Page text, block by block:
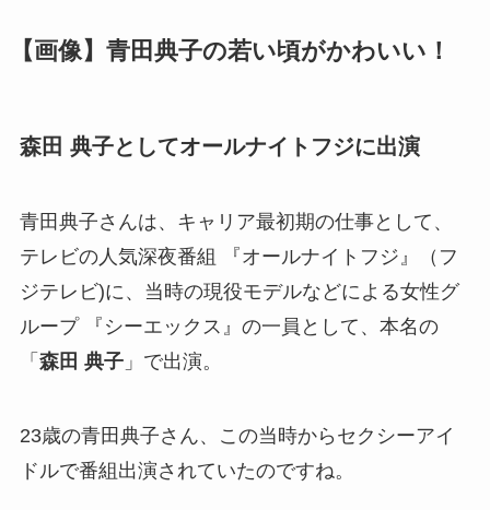
【画像】青田典子の若い頃がかわいい！
森田 典子としてオールナイトフジに出演
青田典子さんは、キャリア最初期の仕事として、
テレビの人気深夜番組 『オールナイトフジ』（フ
ジテレビ)に、当時の現役モデルなどによる女性グ
ループ 『シーエックス』の一員として、本名の
「 森田 典子」で出演。
23歳の青田典子さん、この当時からセクシーアイ
ドルで番組出演されていたのですね。